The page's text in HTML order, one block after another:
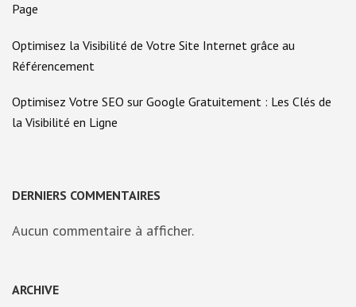
Page
Optimisez la Visibilité de Votre Site Internet grâce au
Référencement
Optimisez Votre SEO sur Google Gratuitement : Les Clés de
la Visibilité en Ligne
DERNIERS COMMENTAIRES
Aucun commentaire à afficher.
ARCHIVE